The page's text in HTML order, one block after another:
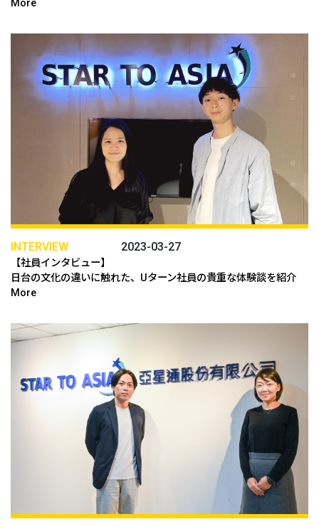
More
INTERVIEW 2023-03-27
【社員インタビュー】
日台の文化の違いに触れた、Uターン社員の貴重な体験談を紹介
More